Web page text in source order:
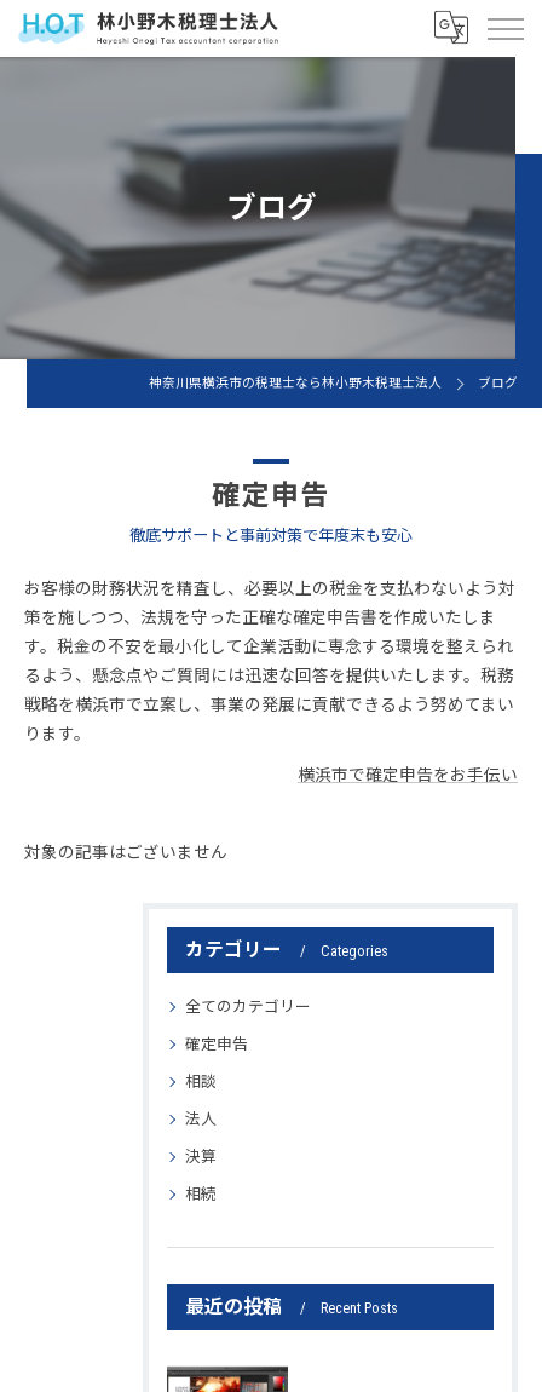
ブログ
神奈川県横浜市の税理士なら林小野木税理士法人 ブログ
確定申告
徹底サポートと事前対策で年度末も安心
お客様の財務状況を精査し、必要以上の税金を支払わないよう対
策を施しつつ、法規を守った正確な確定申告書を作成いたしま
す。税金の不安を最小化して企業活動に専念する環境を整えられ
るよう、懸念点やご質問には迅速な回答を提供いたします。税務
戦略を横浜市で立案し、事業の発展に貢献できるよう努めてまい
ります。
横浜市で確定申告をお手伝い
対象の記事はございません
カテゴリー Categories
全てのカテゴリー
確定申告
相談
法人
決算
相続
最近の投稿 Recent Posts